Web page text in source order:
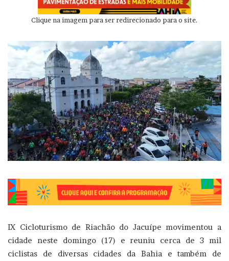
Clique na imagem para ser redirecionado para o site.
IX Cicloturismo de Riachão do Jacuípe movimentou a
cidade neste domingo (17) e reuniu cerca de 3 mil
ciclistas de diversas cidades da Bahia e também de